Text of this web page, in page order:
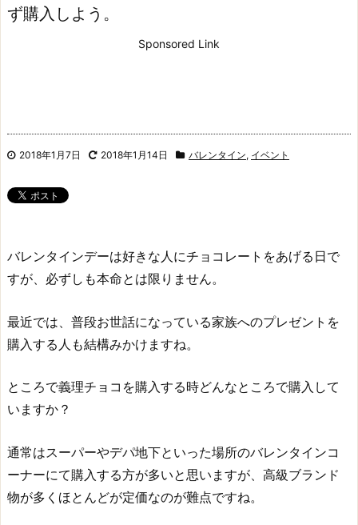
ず購入しよう。
Sponsored Link
2018年1月7日 2018年1月14日 バレンタイン, イベント
バレンタインデーは好きな人にチョコレートをあげる日で
すが、必ずしも本命とは限りません。
最近では、普段お世話になっている家族へのプレゼントを
購入する人も結構みかけますね。
ところで義理チョコを購入する時どんなところで購入して
いますか？
通常はスーパーやデパ地下といった場所のバレンタインコ
ーナーにて購入する方が多いと思いますが、高級ブランド
物が多くほとんどが定価なのが難点ですね。